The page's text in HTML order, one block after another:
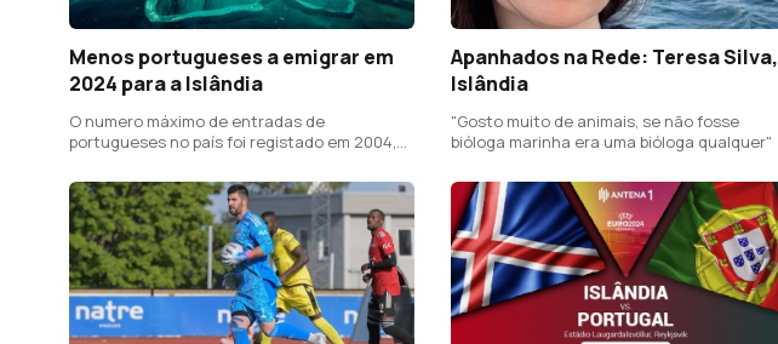
Menos portugueses a emigrar em
2024 para a Islândia
O numero máximo de entradas de
portugueses no país foi registado em 2004,
Apanhados na Rede: Teresa Silva,
Islândia
"Gosto muito de animais, se não fosse
bióloga marinha era uma bióloga qualquer"